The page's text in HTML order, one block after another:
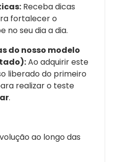
Receba dicas
fortalecer o
no seu dia a dia.
do nosso modelo
Ao adquirir este
liberado do primeiro
realizar o teste
.
ao longo das